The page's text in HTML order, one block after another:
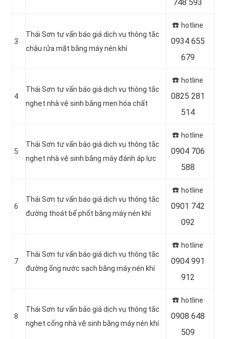
748 593
3
Thái Sơn tư vấn báo giá dịch vụ thông tắc
chậu rửa mặt bằng máy nén khí
☎️ hotline
0934 655
679
4
Thái Sơn tư vấn báo giá dịch vụ thông tắc
nghẹt nhà vệ sinh bằng men hóa chất
☎️ hotline
0825 281
514
5
Thái Sơn tư vấn báo giá dịch vụ thông tắc
nghẹt nhà vệ sinh bằng máy đánh áp lực
☎️ hotline
0904 706
588
6
Thái Sơn tư vấn báo giá dịch vụ thông tắc
đường thoát bể phốt bằng máy nén khí
☎️ hotline
0901 742
092
7
Thái Sơn tư vấn báo giá dịch vụ thông tắc
đường ống nước sạch bằng máy nén khí
☎️ hotline
0904 991
912
8
Thái Sơn tư vấn báo giá dịch vụ thông tắc
nghẹt cống nhà vệ sinh bằng máy nén khí
☎️ hotline
0908 648
509